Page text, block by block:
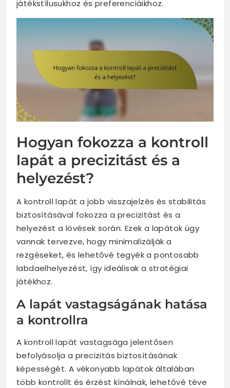
játékstílusukhoz és preferenciáikhoz.
Hogyan fokozza a kontroll
lapát a precizitást és a
helyezést?
A kontroll lapát a jobb visszajelzés és stabilitás
biztosításával fokozza a precizitást és a
helyezést a lövések során. Ezek a lapátok úgy
vannak tervezve, hogy minimalizálják a
rezgéseket, és lehetővé tegyék a pontosabb
labdaelhelyezést, így ideálisak a stratégiai
játékhoz.
A lapát vastagságának hatása
a kontrollra
A kontroll lapát vastagsága jelentősen
befolyásolja a precizitás biztosításának
képességét. A vékonyabb lapátok általában
több kontrollt és érzést kínálnak, lehetővé téve